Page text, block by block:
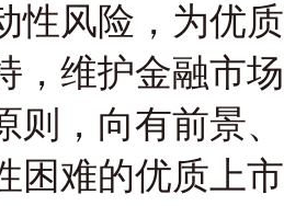
性风险，为优
，维护金融市
则，向有前景
困难的优质上